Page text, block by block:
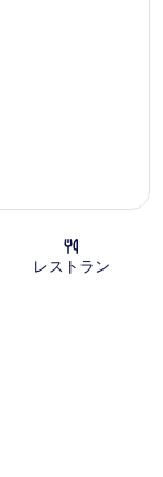
レストラン